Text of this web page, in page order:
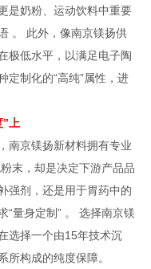
是奶粉、运动饮料中重要
。 此外，像南京镁扬供
极低水平，以满足电子陶
定制化的“高纯”属性，进
上
南京镁扬新材料拥有专业
末，却是决定下游产品品
强剂，还是用于胃药中的
“量身定制” 。 选择南京镁
选择一个由15年技术沉
所构成的纯度保障。